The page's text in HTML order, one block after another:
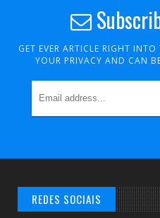
GET EVER ARTICLE RIGHT
YOUR PRIVACY AND CAN
REDES SOCIAIS